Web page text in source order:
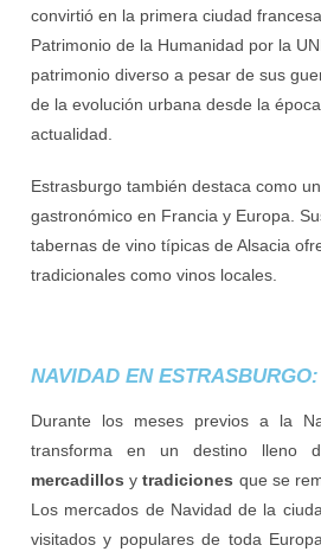
convirtió en la primera ciudad
Patrimonio de la Humanidad por la
patrimonio diverso a pesar de sus
de la evolución urbana desde la
actualidad.
Estrasburgo también destaca como
gastronómico en Francia y Europa.
tabernas de vino típicas de Alsacia
tradicionales como vinos locales.
NAVIDAD EN ESTRASBURGO:
Durante los meses previos a la
transforma en un destino lleno
mercadillos ytradiciones que se
Los mercados de Navidad de la
visitados y populares de toda